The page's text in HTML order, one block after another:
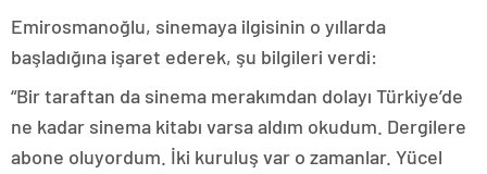
Emirosmanoğlu, sinemaya ilgisinin o yıllarda
başladığına işaret ederek, şu bilgileri verdi:
“Bir taraftan da sinema merakımdan dolayı Türkiye’de
ne kadar sinema kitabı varsa aldım okudum. Dergilere
abone oluyordum. İki kuruluş var o zamanlar. Yücel